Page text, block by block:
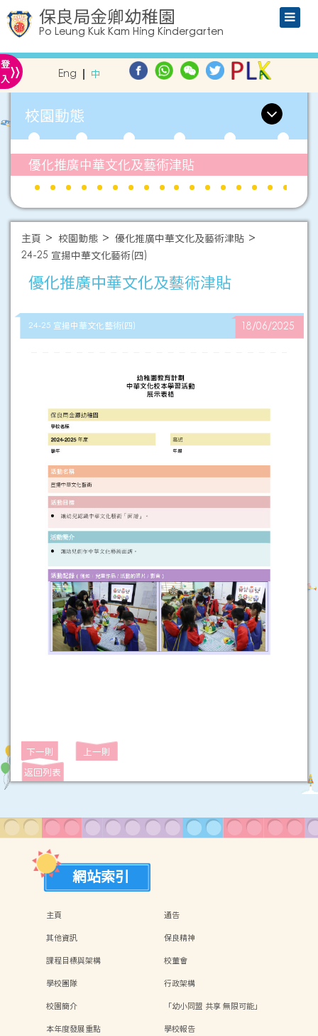
保良局金卿幼稚園
Po Leung Kuk Kam Hing Kindergarten
登
入» Eng 中
校園動態
優化推廣中華文化及藝術津貼
主頁 校園動態
優化推廣中華文化及藝術津貼
24-25 宣揚中華文化藝術(四)
優化推廣中華文化及藝術津貼
24-25 宣揚中華文化藝術(四) 18/06/2025
下一則
上一則
返回列表
網站索引
主頁
通告
其他資訊
保良精神
課程目標與架構
校董會
學校團隊
行政架構
校園簡介
「幼小同盟 共享 無限可能」
本年度發展重點
學校報告